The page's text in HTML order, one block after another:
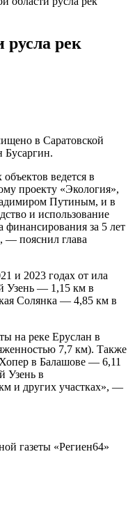
русла рек
в Саратовской
Бусаргин.
ведется в
проекту «Экология»,
Путиным, и в
и использование
за 5 лет
— пояснил глава
и 2023 годах от ила
Узень — 1,15 км в
Солянка — 4,85 км в
на реке Еруслан в
7,7 км). Также
в Балашове — 6,11
Узень в
и других участках», —
газеты «Региен64»